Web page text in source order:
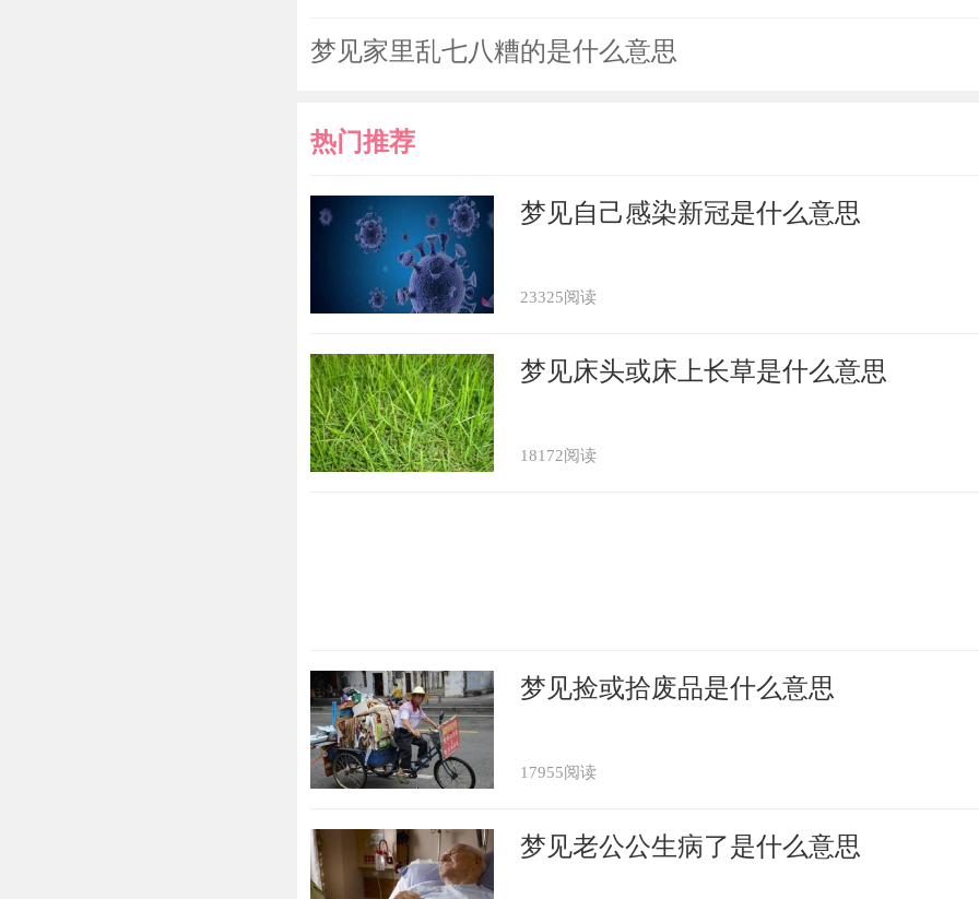
梦见家里乱七八糟的是什么意思
热门推荐
梦见自己感染新冠是什么意思
23325阅读
梦见床头或床上长草是什么意思
18172阅读
梦见捡或拾废品是什么意思
17955阅读
梦见老公公生病了是什么意思